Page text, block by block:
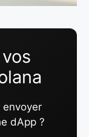
envoyer
dApp ?